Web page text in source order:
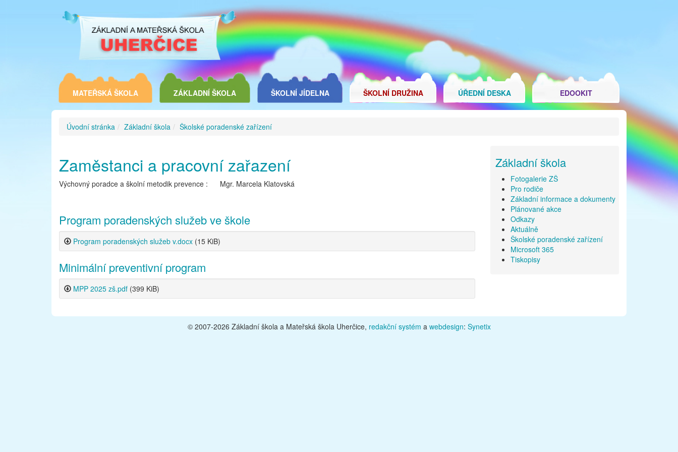
MATEŘSKÁ ŠKOLA ZÁKLADNÍ ŠKOLA ŠKOLNÍ JÍDELNA ŠKOLNÍ DRUŽINA ÚŘEDNÍ DESKA EDOOKIT
Úvodní stránka Základní škola Školské poradenské zařízení
Základní škola
Fotogalerie ZŠ
Pro rodiče
Základní informace a dokumenty
Plánované akce
Odkazy
Aktuálně
Školské poradenské zařízení
Microsoft 365
Tiskopisy
Zaměstanci a pracovní zařazení
Výchovný poradce a školní metodik prevence : Mgr. Marcela Klatovská
Program poradenských služeb ve škole
Program poradenských služeb v.docx (15 KiB)
Minimální preventivní program
MPP 2025 zš.pdf (399 KiB)
© 2007-2026 Základní škola a Mateřská škola Uherčice, redakční systém a webdesign: Synetix